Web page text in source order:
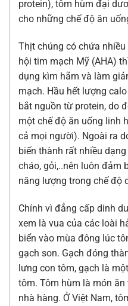
protein), tôm hùm đại
cho những chế độ ăn
Thịt chúng có chứa nhiều
hội tim mạch Mỹ (AHA)
dụng kìm hãm và làm
mạch. Hầu hết lượng
bắt nguồn từ protein, do
một chế độ ăn uống linh
cả mọi người). Ngoài ra
biến thành rất nhiều
cháo, gỏi,..nên luôn đảm
năng lượng trong chế độ
Chính vì đẳng cấp dinh
xem là vua của các loài
biển vào mùa đông lúc
gạch son. Gạch đóng
lưng con tôm, gạch là
tôm. Tôm hùm là món
nhà hàng. Ở Việt Nam,